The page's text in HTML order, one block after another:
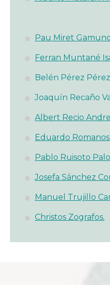
Pau Miret
Ferran Muntané
Belén Pérez
Joaquín Recaño
Albert Recio
Eduardo Romanos
Pablo Ruisoto
Josefa Sánchez
Manuel Trujillo
Christos Zografos.